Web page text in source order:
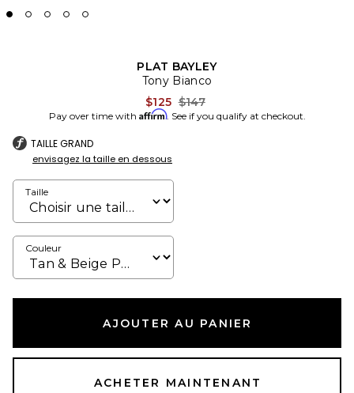
PLAT BAYLEY
Tony Bianco
$125 Previous price:
$147
Pay over time with Affirm. See if you qualify at checkout.
TAILLE GRAND
envisagez la taille en dessous
Taille
Couleur
AJOUTER AU PANIER
ACHETER MAINTENANT